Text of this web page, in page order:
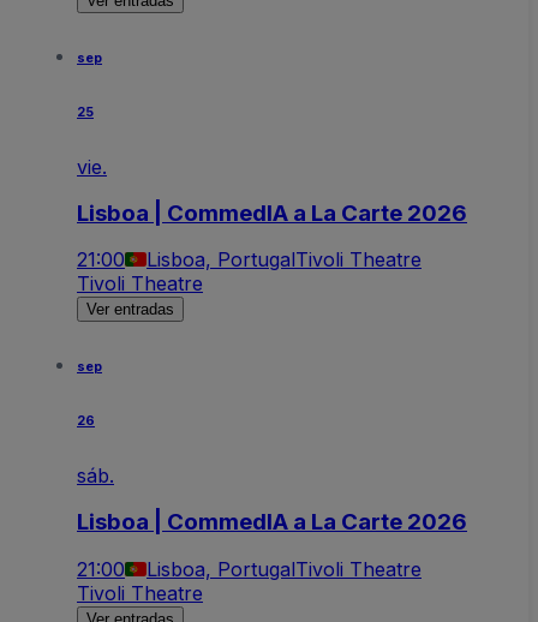
sep
25
vie.
Lisboa | CommedIA a La Carte 2026
21:00 Lisboa, PortugalTivoli Theatre
Tivoli Theatre
Ver entradas
sep
26
sáb.
Lisboa | CommedIA a La Carte 2026
21:00 Lisboa, PortugalTivoli Theatre
Tivoli Theatre